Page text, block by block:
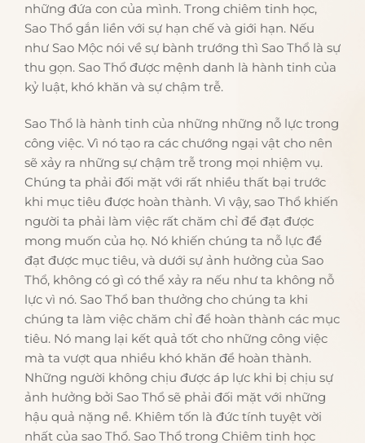
những đứa con của mình. Trong chiêm tinh học,
Sao Thổ gắn liền với sự hạn chế và giới hạn. Nếu
như Sao Mộc nói về sự bành trướng thì Sao Thổ là sự
thu gọn. Sao Thổ được mệnh danh là hành tinh của
kỷ luật, khó khăn và sự chậm trễ.
Sao Thổ là hành tinh của những những nỗ lực trong
công việc. Vì nó tạo ra các chướng ngại vật cho nên
sẽ xảy ra những sự chậm trễ trong mọi nhiệm vụ.
Chúng ta phải đối mặt với rất nhiều thất bại trước
khi mục tiêu được hoàn thành. Vì vậy, sao Thổ khiến
người ta phải làm việc rất chăm chỉ để đạt được
mong muốn của họ. Nó khiến chúng ta nỗ lực để
đạt được mục tiêu, và dưới sự ảnh hưởng của Sao
Thổ, không có gì có thể xảy ra nếu như ta không nỗ
lực vì nó. Sao Thổ ban thưởng cho chúng ta khi
chúng ta làm việc chăm chỉ để hoàn thành các mục
tiêu. Nó mang lại kết quả tốt cho những công việc
mà ta vượt qua nhiều khó khăn để hoàn thành.
Những người không chịu được áp lực khi bị chịu sự
ảnh hưởng bởi Sao Thổ sẽ phải đối mặt với những
hậu quả nặng nề. Khiêm tốn là đức tính tuyệt vời
nhất của sao Thổ. Sao Thổ trong Chiêm tinh học